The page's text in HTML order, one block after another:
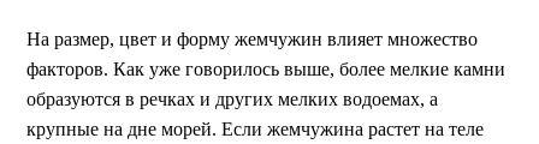
На размер, цвет и форму жемчужин влияет множество
факторов. Как уже говорилось выше, более мелкие камни
образуются в речках и других мелких водоемах, а
крупные на дне морей. Если жемчужина растет на теле